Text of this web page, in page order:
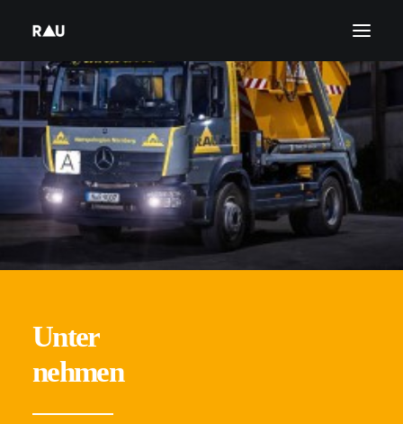
Unter
nehmen